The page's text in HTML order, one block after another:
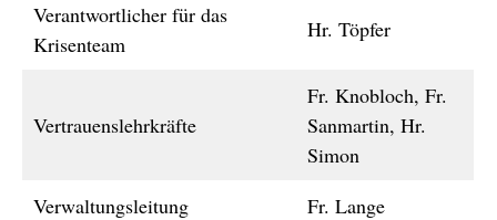
Verantwortlicher für das
Krisenteam
Hr. Töpfer
Vertrauenslehrkräfte
Fr. Knobloch, Fr.
Sanmartin, Hr.
Simon
Verwaltungsleitung
Fr. Lange